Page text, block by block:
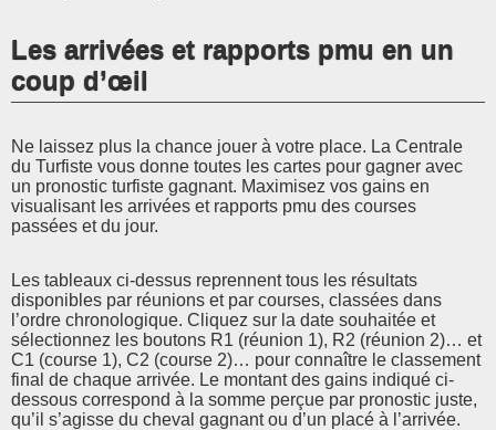
Les arrivées et rapports pmu en un
coup d’œil
Ne laissez plus la chance jouer à votre place. La Centrale
du Turfiste vous donne toutes les cartes pour gagner avec
un pronostic turfiste gagnant. Maximisez vos gains en
visualisant les arrivées et rapports pmu des courses
passées et du jour.
Les tableaux ci-dessus reprennent tous les résultats
disponibles par réunions et par courses, classées dans
l’ordre chronologique. Cliquez sur la date souhaitée et
sélectionnez les boutons R1 (réunion 1), R2 (réunion 2)… et
C1 (course 1), C2 (course 2)… pour connaître le classement
final de chaque arrivée. Le montant des gains indiqué ci-
dessous correspond à la somme perçue par pronostic juste,
qu’il s’agisse du cheval gagnant ou d’un placé à l’arrivée.